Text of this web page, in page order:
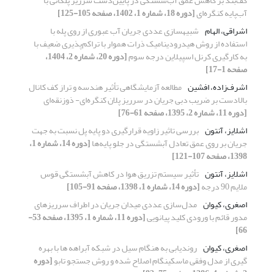
آب‌پایه کنگره‌ای[دوره 18، شماره 1، 1402، صفحه 105-125]
اشراقی، الهام شبیهسازی عددی جریان آب عبوری از روی پله با
استفاده از روش هیدرودینامیک ذرات هموار با تراکم‌پذیری ضعیف با
به کارگیری کرنل اسپیلاین درجه سوم [دوره 20، شماره 2، 1404،
صفحه 1-17]
اشرف‌زاده، افشین مطالعه آزمایشگاهی تأثیر هندسه و تراز کف کانال
بالادست بر ضریب دبی جریان در سرریز پلان کنگره‌ای- ذوزنقه‌ای
[دوره 11، شماره 2، 1395، صفحه 61-76]
اشلایز، آنتون بررسی تاثیر زاویه قرارگیری دو پایه پل نسبت به جهت
جریان بر روی عمق تعادل آبشستگی در جلو پایه‌ها [دوره 14، شماره 1،
1398، صفحه 107-121]
اشلایز، آنتون تأثیر سیستم تزریق هوا در کاهش آبشستگی قوس
ملایم 90 درجه
[دوره 14، شماره 1، 1398، صفحه 91-105]
اصغری، کیوان مدل‌سازی عددی میدان جریان در اطراف سرریزهای
مدور قائم با ورودی کلید پیانویی [دوره 11، شماره 1، 1395، صفحه 53-
66]
اصغری، کیوان روندیابی به هنگام سیل در شبکه آبراهه ها با بهره
گیری از مدل وفقی ماسکینگام اصلاح شده و روش جستجو تابو[دوره